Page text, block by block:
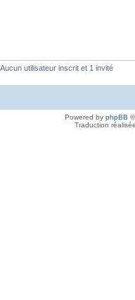
utilisateur inscrit et 1 invité
Powered by phpBB
Traduction